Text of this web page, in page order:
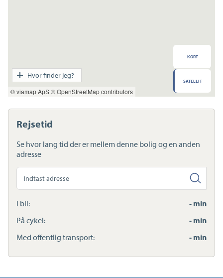
Rejsetid
Se hvor lang tid der er mellem denne bolig og en anden
adresse
Søg
anden
adresse
I bil:
- min
På cykel:
- min
Med offentlig transport:
- min
© viamap ApS© OpenStreetMap contributors
KORT
SATELLIT
Hvor finder jeg?
Transport
Indkøb
Daginstitution
Skole
Sundhed
Ladestandere
Lynladere